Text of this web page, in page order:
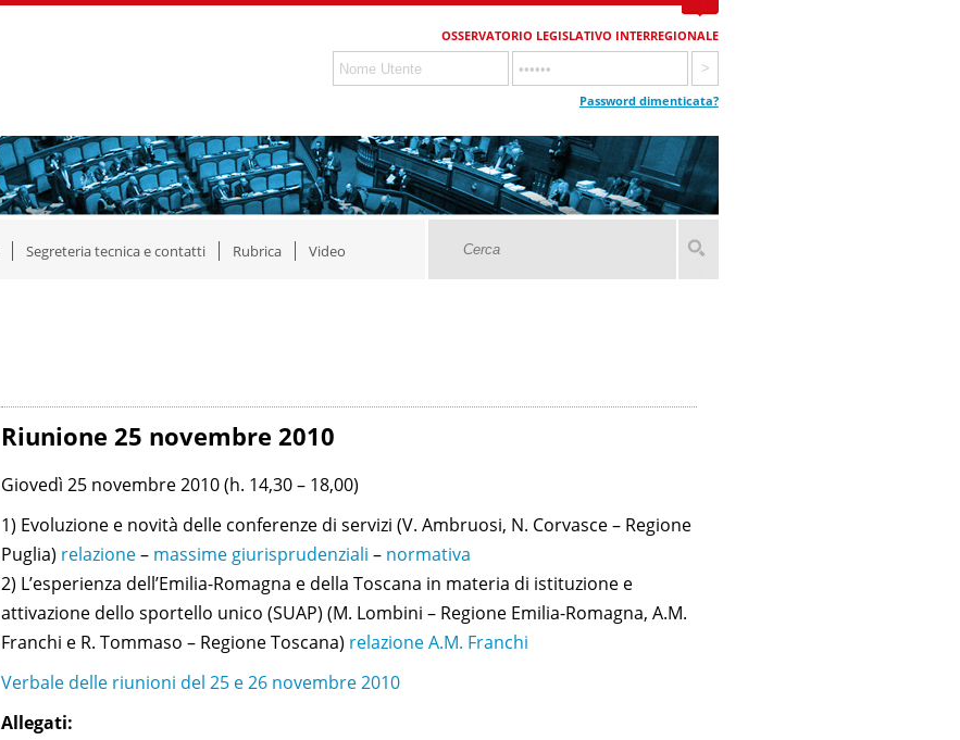
OSSERVATORIO LEGISLATIVO INTERREGIONALE
Password dimenticata?
Segreteria tecnica e contatti Rubrica Video
Riunione 25 novembre 2010
Giovedì 25 novembre 2010 (h. 14,30 – 18,00)
1) Evoluzione e novità delle conferenze di servizi (V. Ambruosi, N. Corvasce – Regione
Puglia) relazione– massime giurisprudenziali – normativa
2) L’esperienza dell’Emilia-Romagna e della Toscana in materia di istituzione e
attivazione dello sportello unico (SUAP) (M. Lombini – Regione Emilia-Romagna, A.M.
Franchi e R. Tommaso – Regione Toscana) relazione A.M. Franchi
Verbale delle riunioni del 25 e 26 novembre 2010
Allegati: